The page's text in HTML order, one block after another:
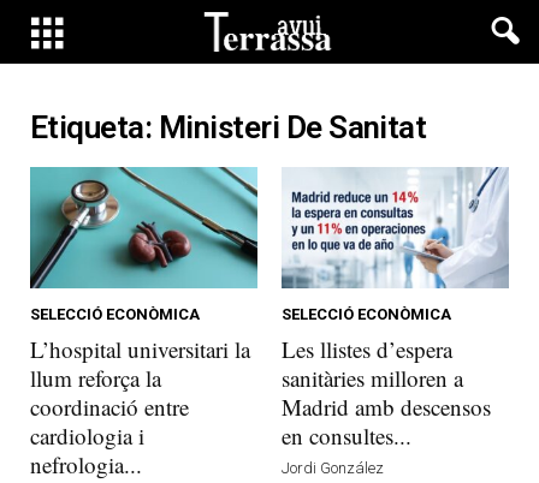
Etiqueta: Ministeri De Sanitat
SELECCIÓ ECONÒMICA
L’hospital universitari la
llum reforça la
coordinació entre
cardiologia i
nefrologia...
SELECCIÓ ECONÒMICA
Les llistes d’espera
sanitàries milloren a
Madrid amb descensos
en consultes...
Jordi González